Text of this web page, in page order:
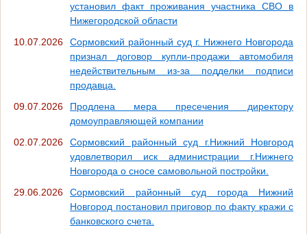
установил факт проживания участника СВО в
Нижегородской области
10.07.2026
Сормовский районный суд г. Нижнего Новгорода
признал договор купли-продажи автомобиля
недействительным из-за подделки подписи
продавца.
09.07.2026
Продлена мера пресечения директору
домоуправляющей компании
02.07.2026
Сормовский районный суд г.Нижний Новгород
удовлетворил иск администрации г.Нижнего
Новгорода о сносе самовольной постройки.
29.06.2026
Сормовский районный суд города Нижний
Новгород постановил приговор по факту кражи с
банковского счета.